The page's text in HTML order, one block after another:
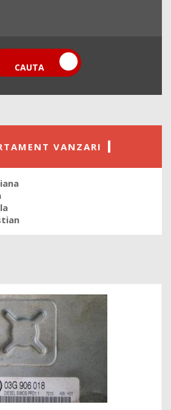
CAUTA
VANZARI